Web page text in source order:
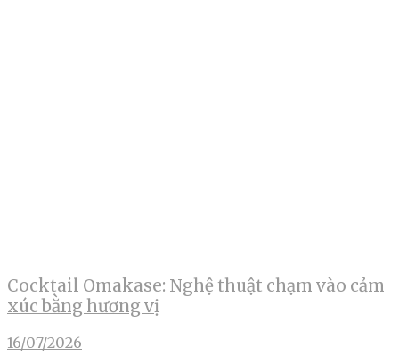
Cocktail Omakase: Nghệ thuật chạm vào cảm
xúc bằng hương vị
16/07/2026